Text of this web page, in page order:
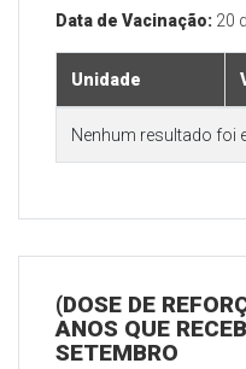
Data de Vacinação: 20
Unidade
Nenhum resultado foi
(DOSE DE
ANOS QUE
SETEMBRO